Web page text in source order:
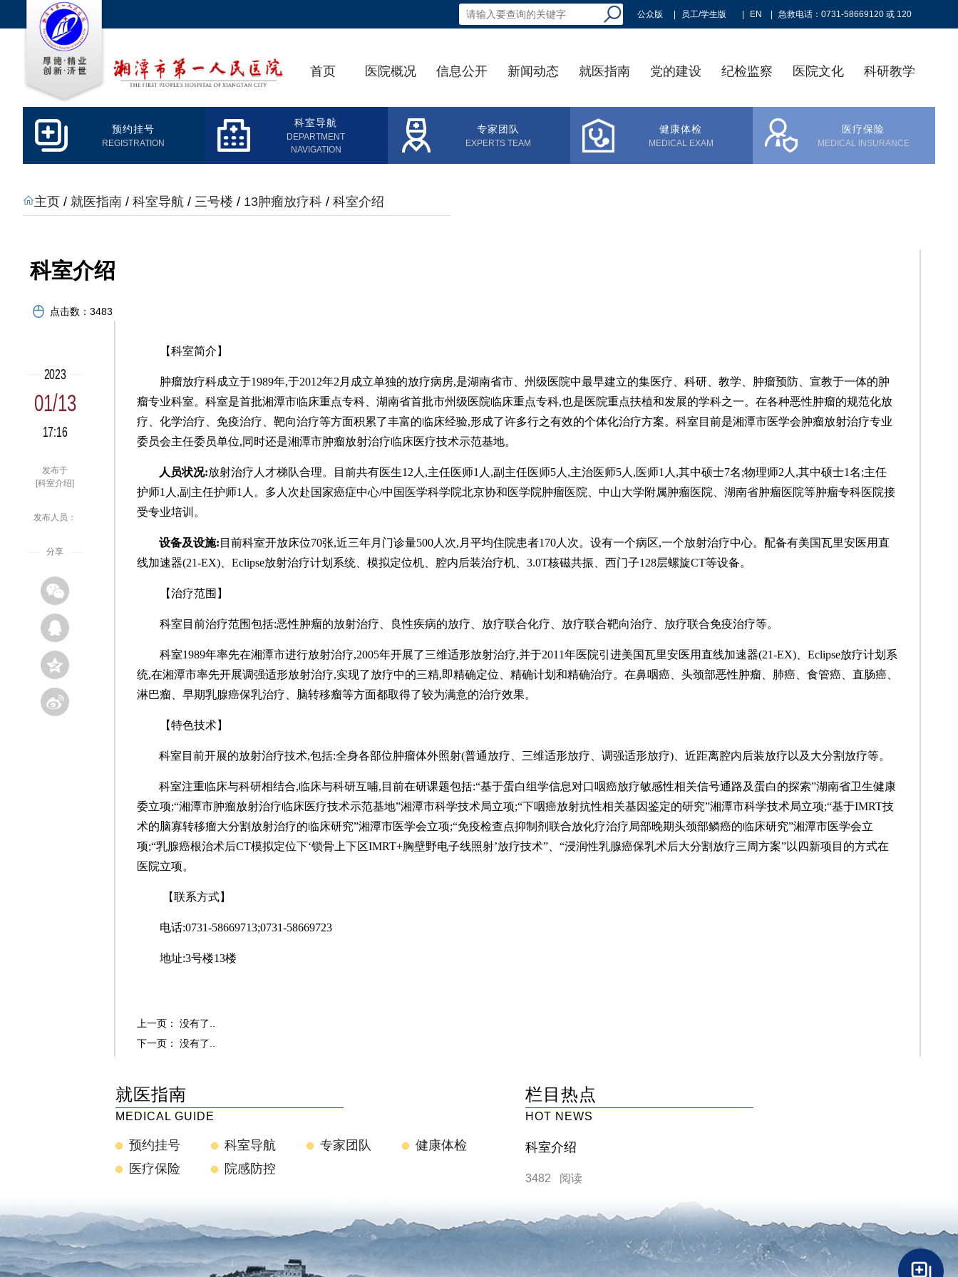
公众版 员工/学生版 EN 急救电话：0731-58669120 或 120
首页 医院概况 信息公开 新闻动态 就医指南 党的建设 纪检监察 医院文化 科研教学
预约挂号
REGISTRATION
科室导航
DEPARTMENT
NAVIGATION
专家团队
EXPERTS TEAM
健康体检
MEDICAL EXAM
医疗保险
MEDICAL INSURANCE
主页 / 就医指南 / 科室导航 / 三号楼 / 13肿瘤放疗科 / 科室介绍
2023
01/13
17:16
发布于
[科室介绍]
发布人员：
分享
科室介绍
点击数： 3483
【科室简介】
肿瘤放疗科成立于1989年,于2012年2月成立单独的放疗病房,是湖南省市、州级医院中最早建立的集医疗、科研、教学、肿瘤预防、宣教于一体的肿
瘤专业科室。 科室是首批湘潭市临床重点专科、 湖南省首批市州级医院临床重点专科,也是医院重点扶植和发展的学科之一。在各种恶性肿瘤的规范化放
疗、 化学治疗、 免疫治疗、靶向治疗等方面积累了丰富的临床经验,形成了许多行之有效的个体化治疗方案。 科室目前是湘潭市医学会肿瘤放射治疗专业
委员会主任委员单位,同时还是湘潭市肿瘤放射治疗临床医疗技术示范基地。
人员状况:放射治疗人才梯队合理。 目前共有医生12人,主任医师1人,副主任医师5人,主治医师5人,医师1人,其中硕士7名;物理师2人,其中硕士1名;主任
护师1人,副主任护师1 人 。 多人次赴国家癌症中心/中国医学科学院北京协和医学院肿瘤医院、中山大学附属肿瘤医院、湖南省肿瘤医院等肿瘤专科医院接
受专业培训 。
设备及设施: 目前科室开放床位70张,近三年月门诊量500人次,月平均住院患者1 70人次。设有一个病区,一个放射治疗中心。配备有美国瓦里安医用直
线加速器(21-EX)、Eclipse放射治疗计划系统、模拟定位机、腔内后装治疗机、3.0T核磁共振、西门子128层螺旋CT等设备。
【治疗范围】
科室目前治疗范围包括:恶性肿瘤的放射治疗、良性疾病的放疗、放疗联合化疗、放疗联合靶向治疗、放疗联合免疫治疗等。
科室1989年率先在湘潭市进行放射治疗,2005年开展了三维适形放射治疗,并于2011年医院引进美国瓦里安医用直线加速器(21-EX)、Eclipse放疗计划系
统,在湘潭市率先开展调强适形放射治疗,实现了放疗中的三精,即精确定位、精确计划和精确治疗。在鼻咽癌、头颈部恶性肿瘤、肺癌、食管癌、直肠癌、
淋巴瘤、早期乳腺癌保乳治疗、脑转移瘤等方面都取得了较为满意的治疗效果。
【特色技术】
科室目前开展的放射治疗技术,包括:全身各部位肿瘤体外照射(普通放疗、三维适形放疗、调强适形放疗)、近距离腔内后装放疗以及大分割放疗等。
科室注重临床与科研相结合,临床与科研互哺,目前在研课题包括:“基于蛋白组学信息对口咽癌放疗敏感性相关信号通路及蛋白的探索”湖南省卫生健康
委立项;“湘潭市肿瘤放射治疗临床医疗技术示范基地”湘潭市科学技术局立项;“下咽癌放射抗性相关基因鉴定的研究”湘潭市科学技术局立项;“基于IMRT技
术的脑寡转移瘤大分割放射治疗的临床研究”湘潭市医学会立项;“免疫检查点抑制剂联合放化疗治疗局部晚期头颈部鳞癌的临床研究”湘潭市医学会立
项;“乳腺癌根治术后CT模拟定位下‘锁骨上下区IMRT+胸壁野电子线照射’放疗技术”、“浸润性乳腺癌保乳术后大分割放疗三周方案”以四新项目的方式在
医院立项。
【联系方式】
电话:0731-58669713;0731-58669723
地址:3号楼13楼
上一页： 没有了..
下一页： 没有了..
就医指南
MEDICAL GUIDE
预约挂号 科室导航 专家团队
健康体检
医疗保险
院感防控
栏目热点
HOT NEWS
科室介绍
3482 阅读